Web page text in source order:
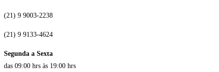
(21) 9 9003-2238
(21) 9 9133-4624
Segunda a Sexta
das 09:00 hrs às 19:00 hrs